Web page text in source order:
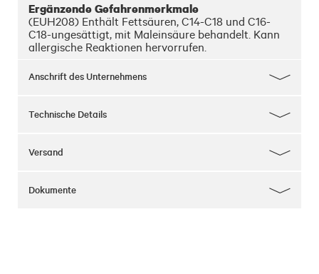
Ergänzende Gefahrenmerkmale
(EUH208) Enthält Fettsäuren, C14-C18 und C16-
C18-ungesättigt, mit Maleinsäure behandelt. Kann
allergische Reaktionen hervorrufen.
Anschrift des Unternehmens
Technische Details
Versand
Dokumente